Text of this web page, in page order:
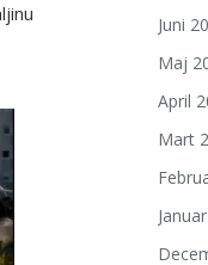
Juni
Maj
April
Mart